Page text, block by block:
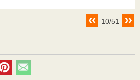
10/51